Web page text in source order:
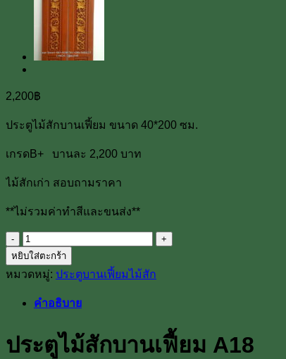
2,200฿
ประตูไม้สักบานเฟี้ยม ขนาด 40*200 ซม.
เกรดB+ บานละ 2,200 บาท
ไม้สักเก่า สอบถามราคา
**ไม่รวมค่าทำสีและขนส่ง**
จำนวน
ประตู
ไม้
บาน
A18
หยิบใส่ตะกร้า
หมวดหมู่: ประตูบานเฟี้ยมไม้สัก
คำอธิบาย
ประตูไม้สักบานเฟี้ยม A18